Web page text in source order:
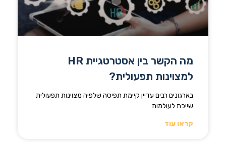
מה הקשר בין אסטרטגיית HR
למצוינות תפעולית?
בארגונים רבים עדיין קיימת תפיסה שלפיה מצוינות תפעולית
שייכת לעולמות
קראו עוד